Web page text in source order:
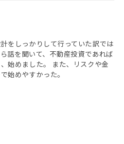
をしっかりして行っていた訳では
話を聞いて、不動産投資であれば
始めました。 また、リスクや金
始めやすかった。